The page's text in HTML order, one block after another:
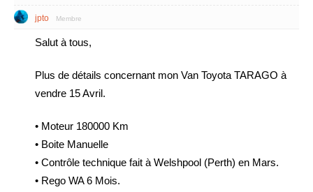
jpto Membre
Salut à tous,
Plus de détails concernant mon Van Toyota TARAGO à
vendre 15 Avril.
• Moteur 180000 Km
• Boite Manuelle
• Contrôle technique fait à Welshpool (Perth) en Mars.
• Rego WA 6 Mois.